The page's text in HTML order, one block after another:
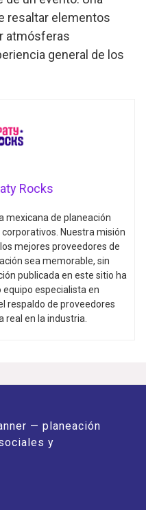
resaltar elementos
atmósferas
general de los
Rocks
mexicana de planeación
Nuestra misión
mejores proveedores de
sea memorable, sin
publicada en este sitio ha
especialista en
respaldo de proveedores
real en la industria.
— planeación
y